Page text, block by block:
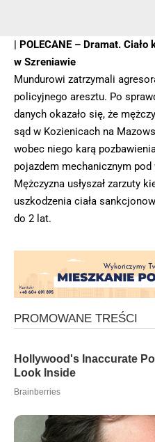
| POLECANE – Dramat. Ciało
w Szreniawie
Mundurowi zatrzymali
policyjnego aresztu. Po
danych okazało się, że
sąd w Kozienicach na
wobec niego karą
pojazdem mechanicznym pod
Mężczyzna usłyszał zarzuty
uszkodzenia ciała
do 2 lat.